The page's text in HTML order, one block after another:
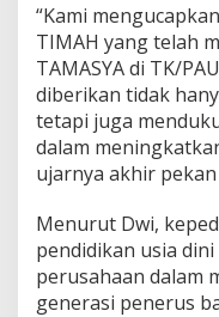
“Kami
TIMAH yang telah
TAMASYA di TK/
diberikan tidak
tetapi juga
dalam
ujarnya akhir pekan
Menurut Dwi,
pendidikan usia
perusahaan dalam
generasi penerus